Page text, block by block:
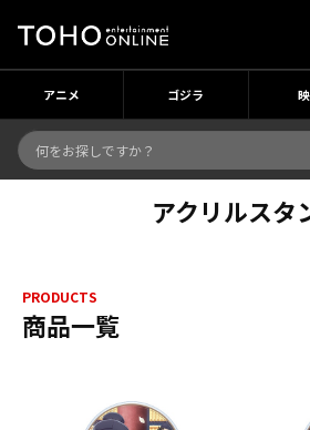
アニメ ゴジラ
アクリルスタ
PRODUCTS
商品一覧